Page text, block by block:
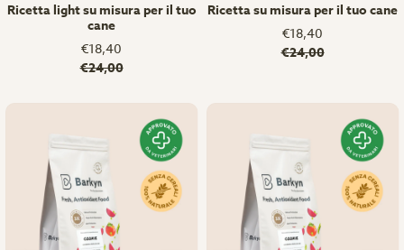
Ricetta light su misura per il tuo
cane
€18,40
€24,00
Ricetta su misura per il tuo cane
€18,40
€24,00